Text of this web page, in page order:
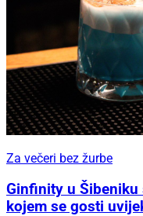
Za večeri bez žurbe
Ginfinity u
kojem se gosti